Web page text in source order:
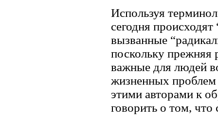
Используя
сегодня
вызванные
поскольку прежняя
важные для людей
жизненных проблем
этими авторами к
говорить о том, что